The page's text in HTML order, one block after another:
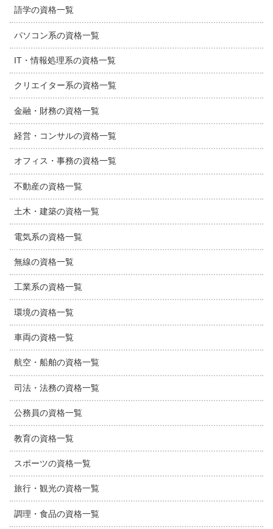
語学の資格一覧
パソコン系の資格一覧
IT・情報処理系の資格一覧
クリエイター系の資格一覧
金融・財務の資格一覧
経営・コンサルの資格一覧
オフィス・事務の資格一覧
不動産の資格一覧
土木・建築の資格一覧
電気系の資格一覧
無線の資格一覧
工業系の資格一覧
環境の資格一覧
車両の資格一覧
航空・船舶の資格一覧
司法・法務の資格一覧
公務員の資格一覧
教育の資格一覧
スポーツの資格一覧
旅行・観光の資格一覧
調理・食品の資格一覧